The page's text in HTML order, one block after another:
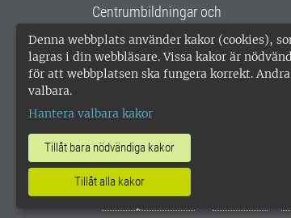
Denna webbplats använder kakor (cookies),
lagras i din webbläsare. Vissa kakor är
för att webbplatsen ska fungera korrekt.
valbara.
Hantera valbara kakor
Tillåt bara nödvändiga kakor
Tillåt alla kakor
Centrumbildningar och
samarbetsprojekt
Gemensamma verksamhetsstödet
SLU, Sveriges
enligt ISO 14001. •
Telefon:
webbplatser